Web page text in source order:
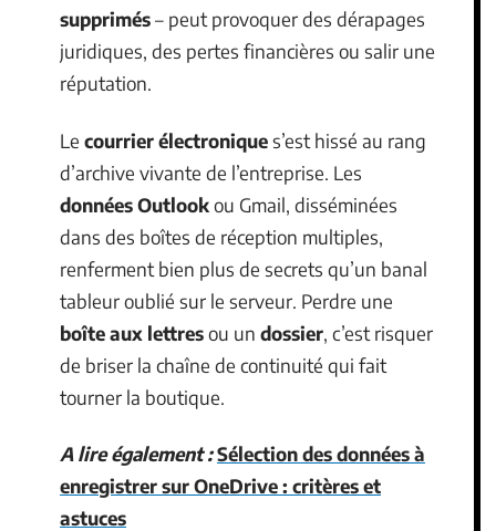
supprimés– peut provoquer des dérapages
juridiques, des pertes financières ou salir une
réputation.
Le courrier électroniques’est hissé au rang
d’archive vivante de l’entreprise. Les
données Outlookou Gmail, disséminées
dans des boîtes de réception multiples,
renferment bien plus de secrets qu’un banal
tableur oublié sur le serveur. Perdre une
boîte aux lettresou un dossier, c’est risquer
de briser la chaîne de continuité qui fait
tourner la boutique.
A lire également :Sélection des données à
enregistrer sur OneDrive : critères et
astuces